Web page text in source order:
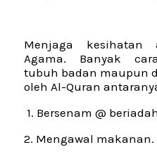
Menjaga
Agama. Banyak
tubuh badan maupun
oleh Al-Quran
1. Bersenam @
2. Mengawal makanan.